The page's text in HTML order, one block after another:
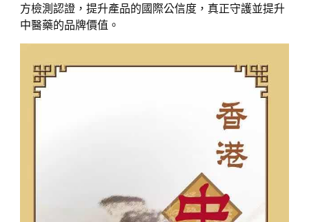
方檢測認證，提升產品的國際公信度，真正守護並提升
中醫藥的品牌價值。